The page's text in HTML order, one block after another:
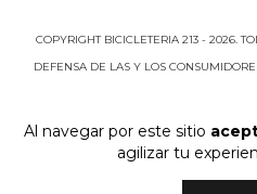
Al navegar por este sitio
agilizar tu
COPYRIGHT BICICLETERIA 213 - 2026.
DEFENSA DE LAS Y LOS